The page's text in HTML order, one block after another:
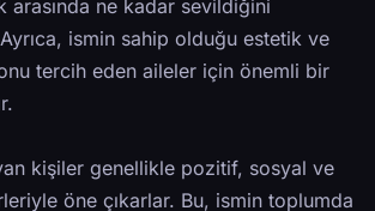
arasında ne kadar sevildiğini
ismin sahip olduğu estetik ve
tercih eden aileler için önemli bir
kişiler genellikle pozitif, sosyal ve
öne çıkarlar. Bu, ismin toplumda